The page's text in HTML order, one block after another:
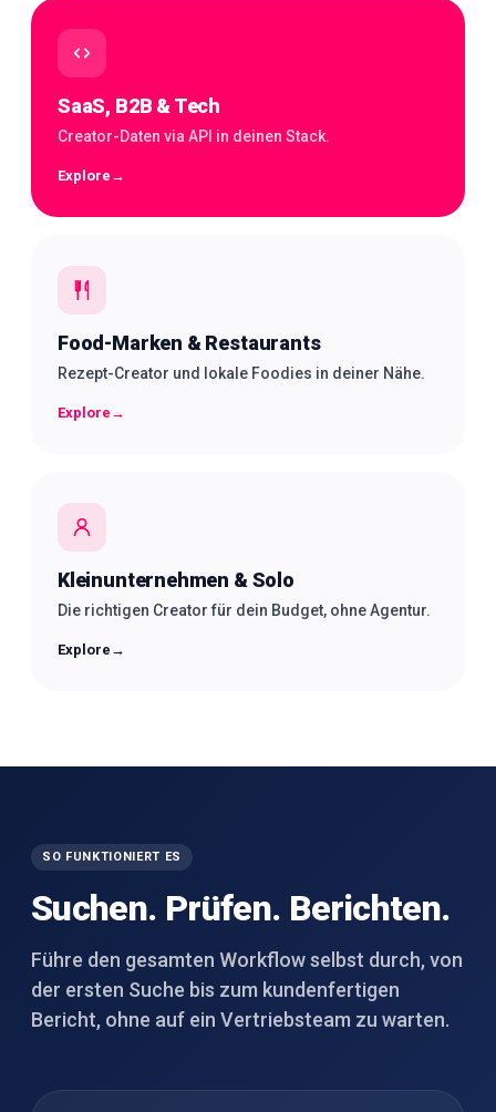
SaaS, B2B & Tech
Creator-Daten via API in deinen Stack.
Explore →
Food-Marken & Restaurants
Rezept-Creator und lokale Foodies in deiner Nähe.
Explore →
Kleinunternehmen & Solo
Die richtigen Creator für dein Budget, ohne Agentur.
Explore →
SO FUNKTIONIERT ES
Suchen. Prüfen. Berichten.
Führe den gesamten Workflow selbst durch, von
der ersten Suche bis zum kundenfertigen
Bericht, ohne auf ein Vertriebsteam zu warten.